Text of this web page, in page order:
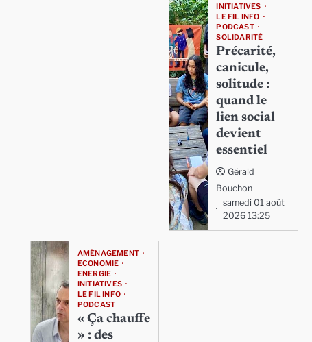
INITIATIVES
LE FIL INFO
PODCAST
SOLIDARITÉ
Précarité,
canicule,
solitude :
quand le
lien social
devient
essentiel
Gérald
Bouchon
samedi 01 août
2026 13:25
AMÉNAGEMENT
ECONOMIE
ENERGIE
INITIATIVES
LE FIL INFO
PODCAST
« Ça chauffe
» : des